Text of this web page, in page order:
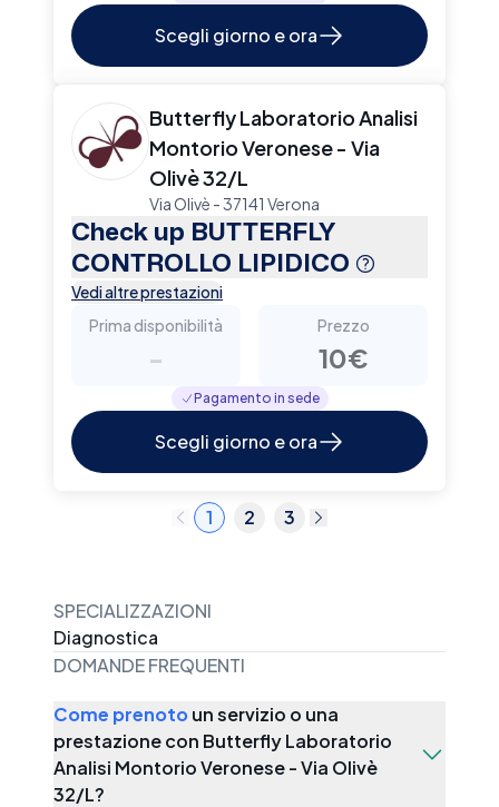
Scegli giorno e ora
Butterfly Laboratorio Analisi
Montorio Veronese - Via
Olivè 32/L
Via Olivè - 37141 Verona
Check up BUTTERFLY
CONTROLLO LIPIDICO
Vedi altre prestazioni
Prima disponibilità
-
Prezzo
10€
Pagamento in sede
Scegli giorno e ora
1 2 3
SPECIALIZZAZIONI
Diagnostica
DOMANDE FREQUENTI
Come prenotoun servizio o una
prestazione con Butterfly Laboratorio
Analisi Montorio Veronese - Via Olivè
32/L?